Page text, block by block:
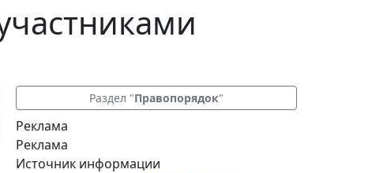
Раздел "Правопорядок"
Реклама
Реклама
Источник информации